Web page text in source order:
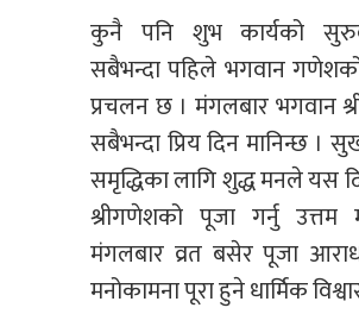
कुनै पनि शुभ कार्यको
सबैभन्दा पहिले भगवान
प्रचलन छ । मंगलबार भगवान
सबैभन्दा प्रिय दिन मानिन्छ ।
समृद्धिका लागि शुद्ध मनले यस
श्रीगणेशको पूजा गर्नु उत्तम
मंगलबार व्रत बसेर पूजा
मनोकामना पूरा हुने धार्मिक